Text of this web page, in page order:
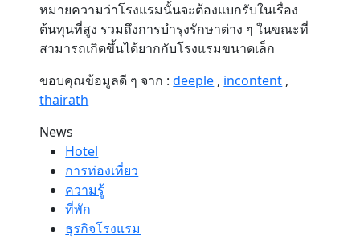
หมายความว่าโรงแรมนั้นจะต้องแบกรับในเรื่อง
ต้นทุนที่สูง รวมถึงการบำรุงรักษาต่าง ๆ ในขณะที่
สามารถเกิดขึ้นได้ยากกับโรงแรมขนาดเล็ก
ขอบคุณข้อมูลดี ๆ จาก :deeple , incontent ,
thairath
News
Hotel
การท่องเที่ยว
ความรู้
ที่พัก
ธุรกิจโรงแรม